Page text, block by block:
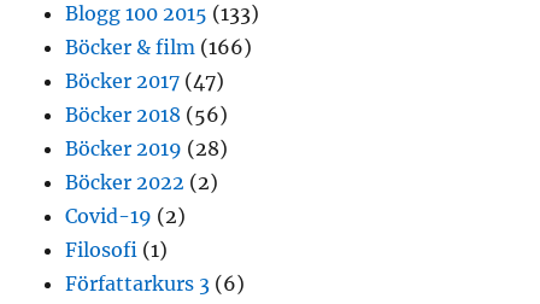
Blogg 100 2015 (133)
Böcker & film (166)
Böcker 2017 (47)
Böcker 2018 (56)
Böcker 2019 (28)
Böcker 2022 (2)
Covid-19 (2)
Filosofi (1)
Författarkurs 3 (6)